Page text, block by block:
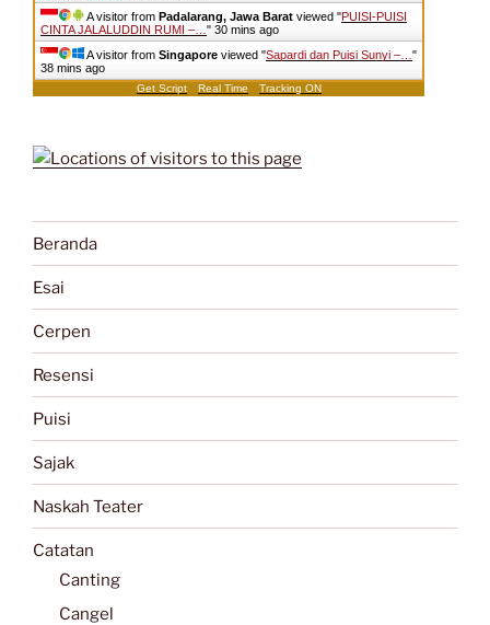
A visitor from Padalarang, Jawa Barat viewed "PUISI-PUISI
CINTA JALALUDDIN RUMI –… " 30 mins ago
A visitor from Singapore viewed "Sapardi dan Puisi Sunyi –… "
38 mins ago
Get Script Real Time Tracking ON
Beranda
Esai
Cerpen
Resensi
Puisi
Sajak
Naskah Teater
Catatan
Canting
Cangel